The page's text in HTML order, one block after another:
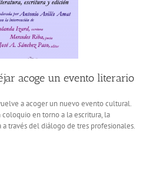
acoge un evento literario
a acoger un nuevo evento cultural.
coloquio en torno a la escritura, la
través del diálogo de tres profesionales.